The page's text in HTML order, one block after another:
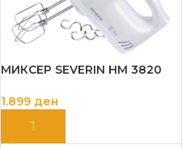
МИКСЕР SEVERIN HM 3820
1.899 ден
ДОДАЈ ВО КОШНИЦА